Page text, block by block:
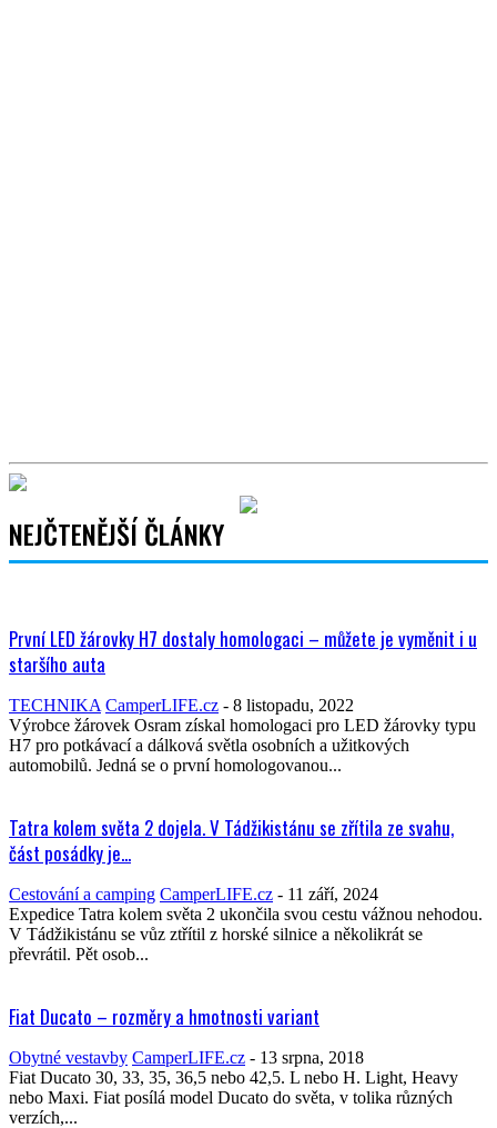
NEJČTENĚJŠÍ ČLÁNKY
První LED žárovky H7 dostaly homologaci – můžete je vyměnit i u
staršího auta
TECHNIKA CamperLIFE.cz - 8 listopadu, 2022
Výrobce žárovek Osram získal homologaci pro LED žárovky typu
H7 pro potkávací a dálková světla osobních a užitkových
automobilů. Jedná se o první homologovanou...
Tatra kolem světa 2 dojela. V Tádžikistánu se zřítila ze svahu,
část posádky je...
Cestování a camping CamperLIFE.cz - 11 září, 2024
Expedice Tatra kolem světa 2 ukončila svou cestu vážnou nehodou.
V Tádžikistánu se vůz ztřítil z horské silnice a několikrát se
převrátil. Pět osob...
Fiat Ducato – rozměry a hmotnosti variant
Obytné vestavby CamperLIFE.cz - 13 srpna, 2018
Fiat Ducato 30, 33, 35, 36,5 nebo 42,5. L nebo H. Light, Heavy
nebo Maxi. Fiat posílá model Ducato do světa, v tolika různých
verzích,...